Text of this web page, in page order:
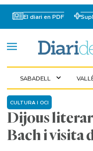
El diari en PDF
SABADELL expand_more
Dijous
Bach i visita
CULTURA I OCI